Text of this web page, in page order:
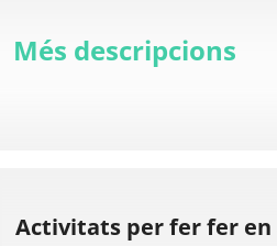
Més descripcions
Activitats per ferfer en